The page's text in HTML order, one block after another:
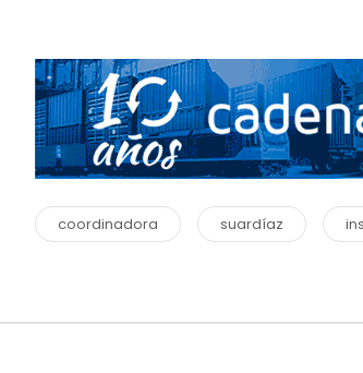
coordinadora suardíaz